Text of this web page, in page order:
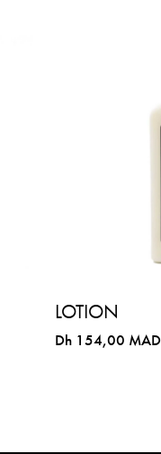
LOTION
Dh 154,00 MAD